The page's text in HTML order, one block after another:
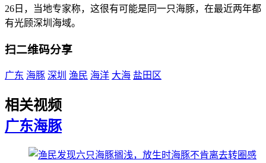
26日，当地专家称，这很有可能是同一只海豚，在最近两年都
有光顾深圳海域。
扫二维码分享
广东 海豚 深圳 渔民 海洋 大海 盐田区
相关视频
广东海豚